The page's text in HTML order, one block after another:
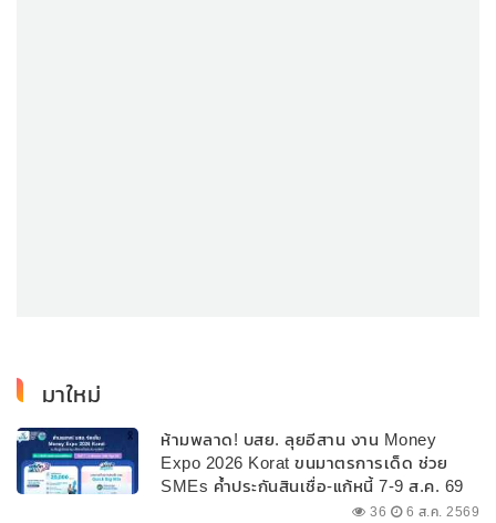
มาใหม่
ห้ามพลาด! บสย. ลุยอีสาน งาน Money
Expo 2026 Korat ขนมาตรการเด็ด ช่วย
SMEs ค้ำประกันสินเชื่อ-แก้หนี้ 7-9 ส.ค. 69
36 6 ส.ค. 2569